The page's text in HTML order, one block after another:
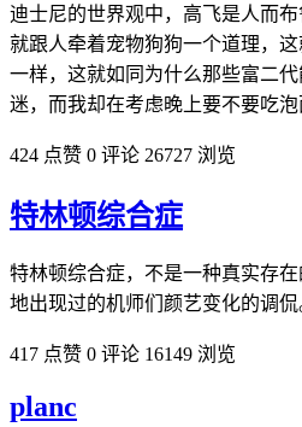
迪士尼的世界观中，高飞是人而
就跟人牵着宠物狗狗一个道理，
一样，这就如同为什么那些富二
迷，而我却在考虑晚上要不要吃
424 点赞 0 评论 26727 浏览
特林顿综合症
特林顿综合症，不是一种真实存
地出现过的机师们颜艺变化的调侃
417 点赞 0 评论 16149 浏览
planc